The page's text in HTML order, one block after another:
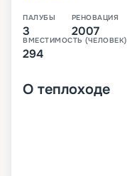
ПАЛУБЫ
3
РЕНОВАЦИЯ
2007
ВМЕСТИМОСТЬ (ЧЕЛОВЕК)
294
О теплоходе